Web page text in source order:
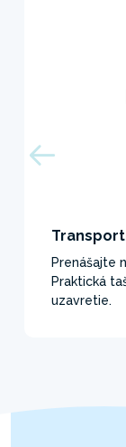
Prenášajte
Praktická
uzavretie.